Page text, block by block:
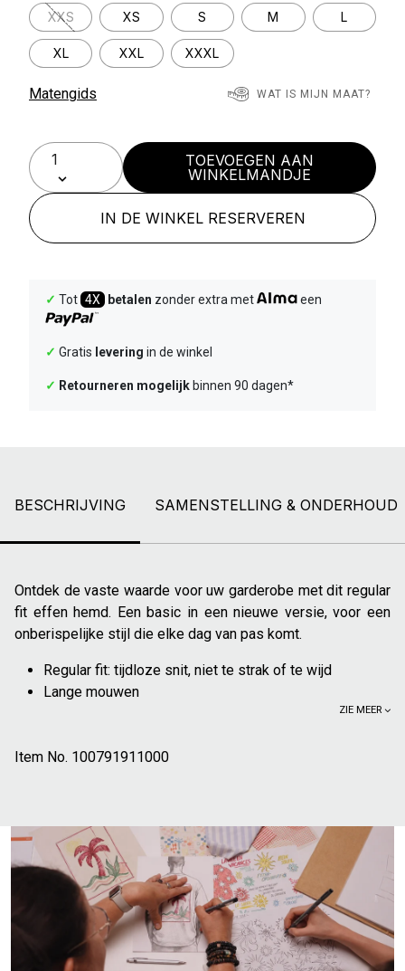
XXS XS S M L
XL XXL XXXL
Matengids WAT IS MIJN MAAT?
TOEVOEGEN AAN
WINKELMANDJE
IN DE WINKEL RESERVEREN
✓ Tot 4X betalen zonder extra met een
✓ Gratis levering in de winkel
✓ Retourneren mogelijk binnen 90 dagen*
BESCHRIJVING SAMENSTELLING & ONDERHOUD
Ontdek de vaste waarde voor uw garderobe met dit regular
fit effen hemd. Een basic in een nieuwe versie, voor een
onberispelijke stijl die elke dag van pas komt.
Regular fit: tijdloze snit, niet te strak of te wijd
Lange mouwen
Knopen aan de mouweinden
helpt de biodiversiteit te vergroten, de bodem te
verrijken en de gevolgen van klimaatverandering te
verzachten
38% gerecycled polyester
Voor een geklede outfit kan dit hemd gedragen worden
onder een dun jasje, of een blazer. Kan goed gecombineerd
worden met een chino, of stoffen broek voor een meer
ZIE MEER
Item No. 100791911000